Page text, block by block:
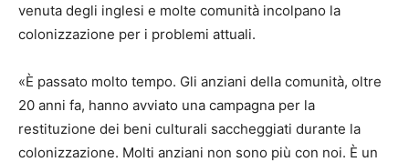
venuta degli inglesi e molte comunità incolpano la
colonizzazione per i problemi attuali.
«È passato molto tempo. Gli anziani della comunità, oltre
20 anni fa, hanno avviato una campagna per la
restituzione dei beni culturali saccheggiati durante la
colonizzazione. Molti anziani non sono più con noi. È un